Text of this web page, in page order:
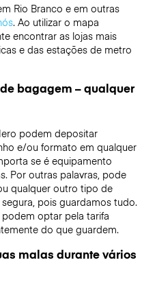
Rio Branco e em outras
. Ao utilizar o mapa
encontrar as lojas mais
e das estações de metro
bagagem – qualquer
podem depositar
e/ou formato em qualquer
se é equipamento
Por outras palavras, pode
qualquer outro tipo de
pois guardamos tudo.
optar pela tarifa
do que guardem.
malas durante vários